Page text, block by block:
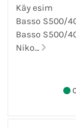
Käy esim
Basso S500/
Basso S500/
Niko...